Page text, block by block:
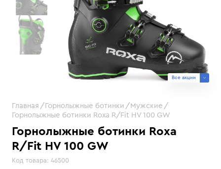
Горнолыжные ботинки Roxa
R/Fit HV 100 GW
Код товара: 46500
Все акции
Главная Горнолыжные ботинки
Мужские
Горнолыжные ботинки Roxa R/Fit HV 100 GW